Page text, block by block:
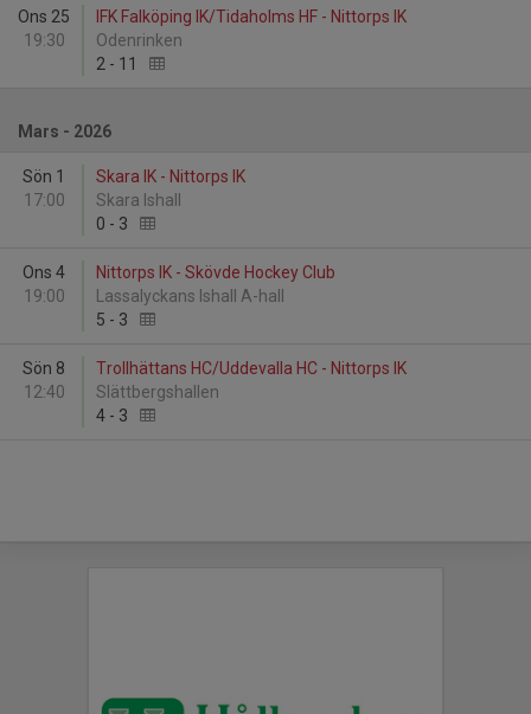
Ons 25
19:30
IFK Falköping IK/Tidaholms HF - Nittorps IK
Odenrinken
2 - 11
Mars - 2026
Sön 1
17:00
Skara IK - Nittorps IK
Skara Ishall
0 - 3
Ons 4
19:00
Nittorps IK - Skövde Hockey Club
Lassalyckans Ishall A-hall
5 - 3
Sön 8
12:40
Trollhättans HC/Uddevalla HC - Nittorps IK
Slättbergshallen
4 - 3